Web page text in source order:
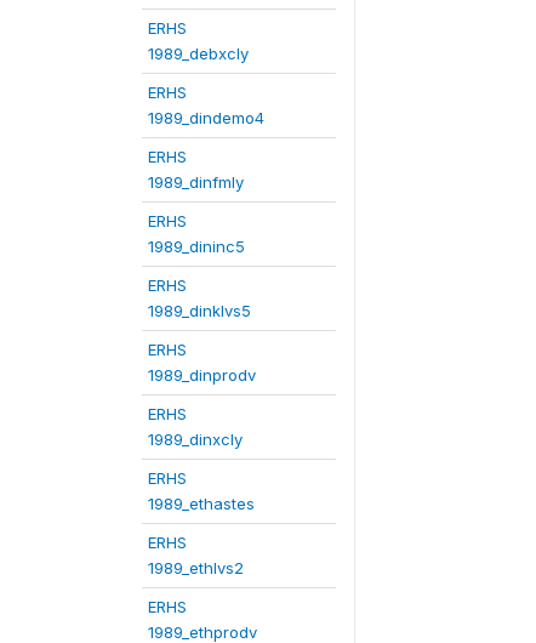
ERHS
1989_debxcly
ERHS
1989_dindemo4
ERHS
1989_dinfmly
ERHS
1989_dininc5
ERHS
1989_dinklvs5
ERHS
1989_dinprodv
ERHS
1989_dinxcly
ERHS
1989_ethastes
ERHS
1989_ethlvs2
ERHS
1989_ethprodv